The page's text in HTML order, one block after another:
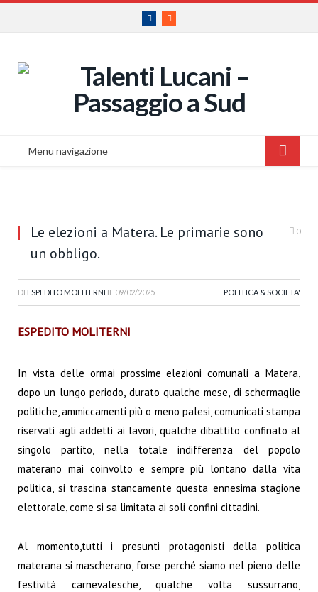
Facebook
RSS
Menu navigazione
Le elezioni a Matera. Le primarie sono
un obbligo.
0
DI ESPEDITO MOLITERNI IL 09/02/2025 POLITICA & SOCIETA'
ESPEDITO MOLITERNI
In vista delle ormai prossime elezioni comunali a Matera,
dopo un lungo periodo, durato qualche mese, di schermaglie
politiche, ammiccamenti più o meno palesi, comunicati stampa
riservati agli addetti ai lavori, qualche dibattito confinato al
singolo partito, nella totale indifferenza del popolo
materano mai coinvolto e sempre più lontano dalla vita
politica, si trascina stancamente questa ennesima stagione
elettorale, come si sa limitata ai soli confini cittadini.
Al momento,tutti i presunti protagonisti della politica
materana si mascherano, forse perché siamo nel pieno delle
festività carnevalesche, qualche volta sussurrano,